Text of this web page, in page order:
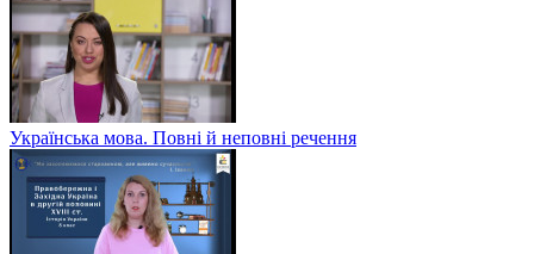
Українська мова. Повні й неповні речення